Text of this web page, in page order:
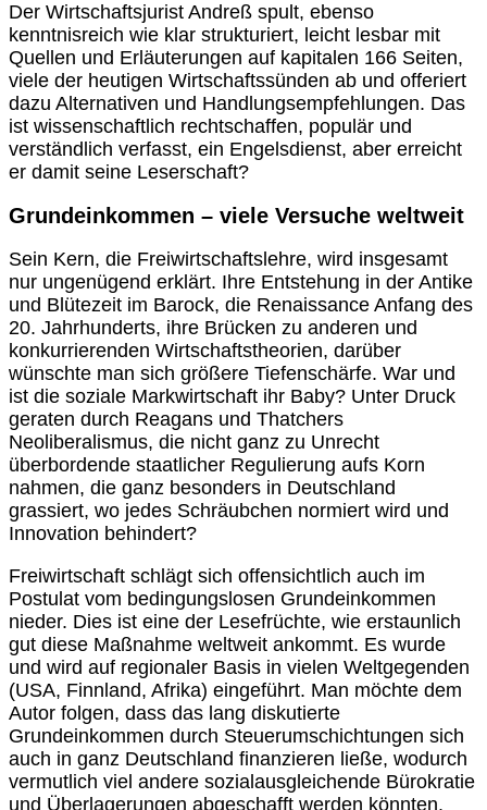
Der Wirtschaftsjurist Andreß spult, ebenso
kenntnisreich wie klar strukturiert, leicht lesbar mit
Quellen und Erläuterungen auf kapitalen 166 Seiten,
viele der heutigen Wirtschaftssünden ab und offeriert
dazu Alternativen und Handlungsempfehlungen. Das
ist wissenschaftlich rechtschaffen, populär und
verständlich verfasst, ein Engelsdienst, aber erreicht
er damit seine Leserschaft?
Grundeinkommen – viele Versuche weltweit
Sein Kern, die Freiwirtschaftslehre, wird insgesamt
nur ungenügend erklärt. Ihre Entstehung in der Antike
und Blütezeit im Barock, die Renaissance Anfang des
20. Jahrhunderts, ihre Brücken zu anderen und
konkurrierenden Wirtschaftstheorien, darüber
wünschte man sich größere Tiefenschärfe. War und
ist die soziale Markwirtschaft ihr Baby? Unter Druck
geraten durch Reagans und Thatchers
Neoliberalismus, die nicht ganz zu Unrecht
überbordende staatlicher Regulierung aufs Korn
nahmen, die ganz besonders in Deutschland
grassiert, wo jedes Schräubchen normiert wird und
Innovation behindert?
Freiwirtschaft schlägt sich offensichtlich auch im
Postulat vom bedingungslosen Grundeinkommen
nieder. Dies ist eine der Lesefrüchte, wie erstaunlich
gut diese Maßnahme weltweit ankommt. Es wurde
und wird auf regionaler Basis in vielen Weltgegenden
(USA, Finnland, Afrika) eingeführt. Man möchte dem
Autor folgen, dass das lang diskutierte
Grundeinkommen durch Steuerumschichtungen sich
auch in ganz Deutschland finanzieren ließe, wodurch
vermutlich viel andere sozialausgleichende Bürokratie
und Überlagerungen abgeschafft werden könnten.